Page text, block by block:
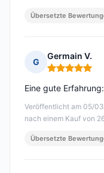
Übersetzte
G
Germain V.
Hinweis: 5
Veröffentlicht am 05/
nach einem Kauf von
Eine gute
Übersetzte